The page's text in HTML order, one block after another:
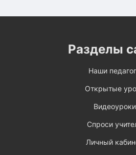
Разделы
Наши
Открытые
Видеоуроки
Спроси
Личный